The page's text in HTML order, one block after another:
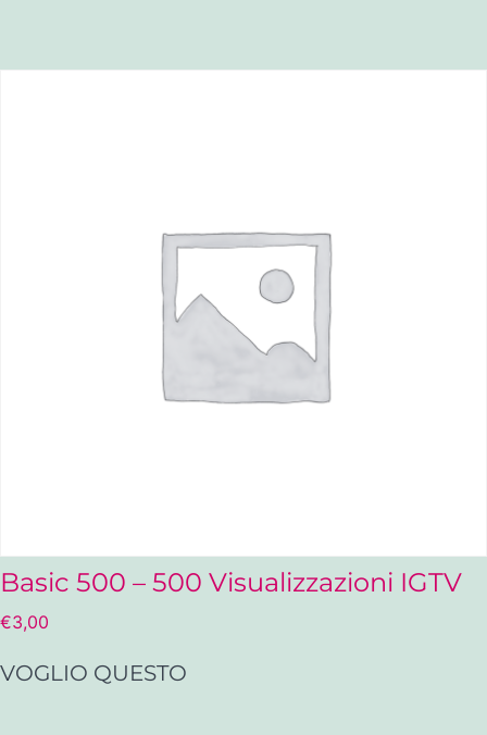
Basic 500 – 500 Visualizzazioni IGTV
€3,00
VOGLIO QUESTO